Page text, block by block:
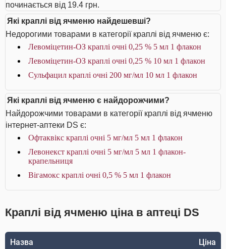
починається від 19.4 грн.
Які краплі від ячменю найдешевші?
Недорогими товарами в категорії краплі від ячменю є:
Левоміцетин-ОЗ краплі очні 0,25 % 5 мл 1 флакон
Левоміцетин-ОЗ краплі очні 0,25 % 10 мл 1 флакон
Сульфацил краплі очні 200 мг/мл 10 мл 1 флакон
Які краплі від ячменю є найдорожчими?
Найдорожчими товарами в категорії краплі від ячменю
інтернет-аптеки DS є:
Офтаквікс краплі очні 5 мг/мл 5 мл 1 флакон
Левонекст краплі очні 5 мг/мл 5 мл 1 флакон-
крапельниця
Вігамокс краплі очні 0,5 % 5 мл 1 флакон
Краплі від ячменю ціна в аптеці DS
Назва Ціна